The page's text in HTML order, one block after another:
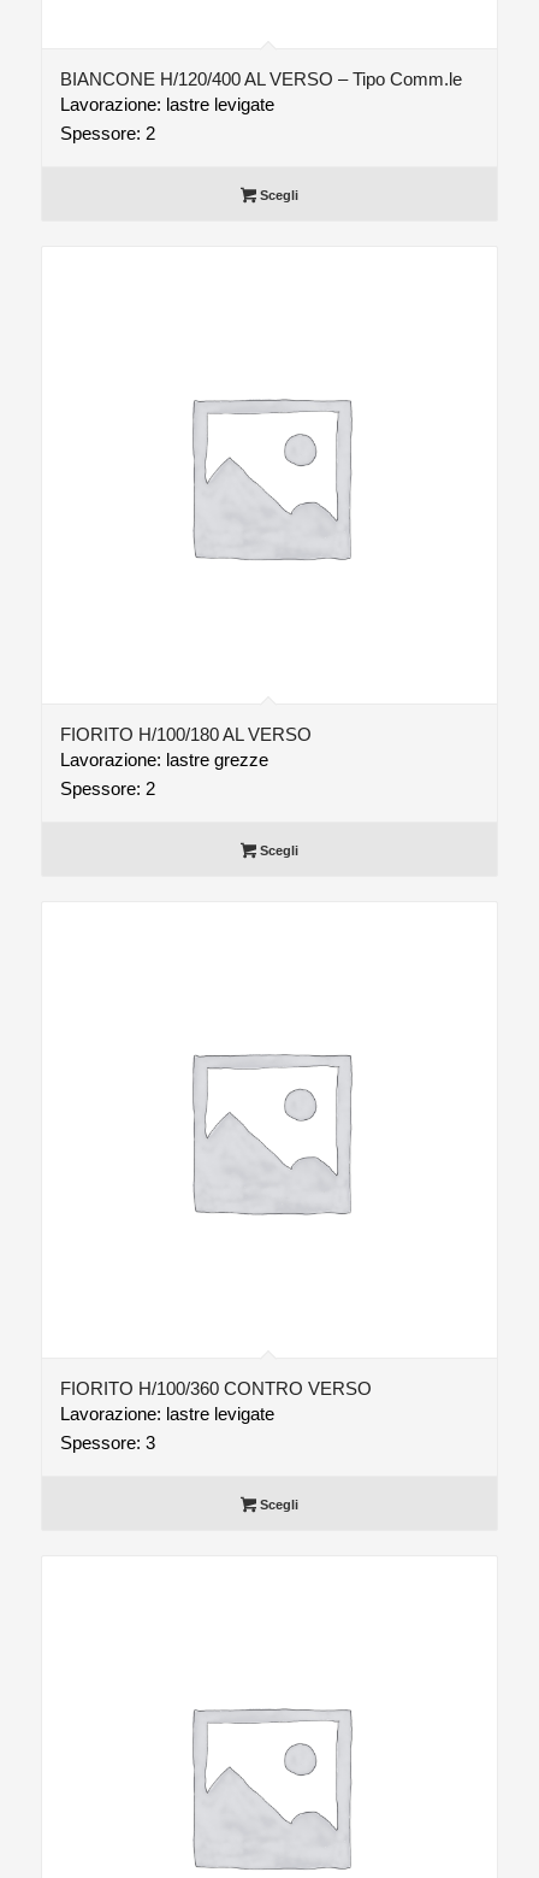
BIANCONE H/120/400 AL VERSO – Tipo Comm.le
Lavorazione: lastre levigate
Spessore: 2
Scegli
FIORITO H/100/180 AL VERSO
Lavorazione: lastre grezze
Spessore: 2
Scegli
FIORITO H/100/360 CONTRO VERSO
Lavorazione: lastre levigate
Spessore: 3
Scegli